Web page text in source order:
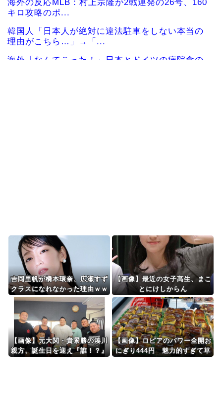
海外の反応MLB：村上宗隆が2戦連発の26号、160
キロ攻略のポ...
韓国人「日本人が絶対に違法駐車をしない本当の
理由がこちら…」→「...
海外「なんてこった！」日本とドイツの病院食の
Powered by livedoor 相互RSS
吉岡里帆が橋本環奈、広瀬すず
クラスになれなかった理由ｗｗ
ｗｗｗｗ
【画像】最近の女子高生、まこ
とにけしからん
【画像】元大関・貴景勝の湊川
親方、誕生日を迎え『誰！？』
【画像】ロピアのパワー全開お
にぎり444円 魅力的すぎて草